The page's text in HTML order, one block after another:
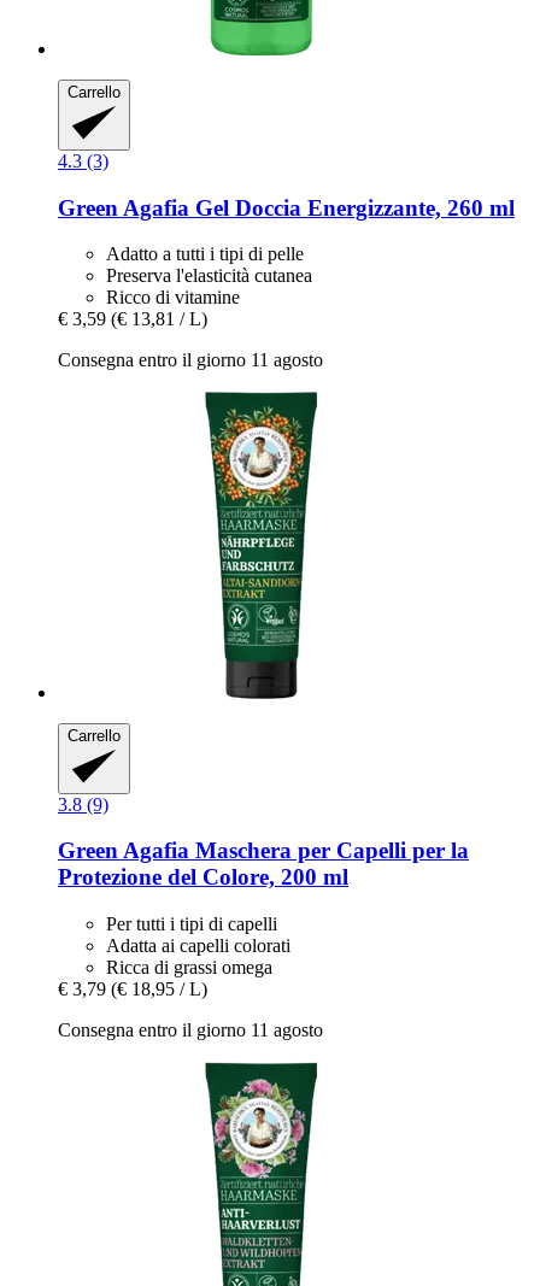
Carrello
4.3 (3)
Green Agafia Gel Doccia Energizzante, 260 ml
Adatto a tutti i tipi di pelle
Preserva l'elasticità cutanea
Ricco di vitamine
€ 3,59 (€ 13,81 / L)
Consegna entro il giorno 11 agosto
Carrello
3.8 (9)
Green Agafia Maschera per Capelli per la
Protezione del Colore, 200 ml
Per tutti i tipi di capelli
Adatta ai capelli colorati
Ricca di grassi omega
€ 3,79 (€ 18,95 / L)
Consegna entro il giorno 11 agosto